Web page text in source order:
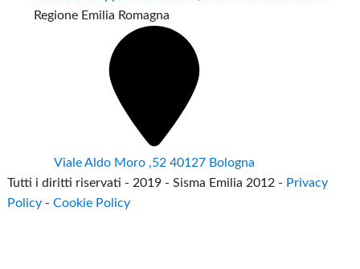
Regione Emilia Romagna
Viale Aldo Moro ,52 40127 Bologna
Tutti i diritti riservati - 2019 - Sisma Emilia 2012 - Privacy
Policy -Cookie Policy